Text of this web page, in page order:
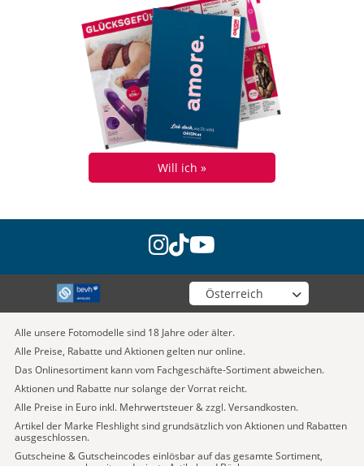
Will ich »
instagram
tiktok
youtube
Wähle deinen Shop
Alle unsere Fotomodelle sind 18 Jahre oder älter.
Alle Preise, Rabatte und Aktionen gelten nur online.
Das Onlinesortiment kann vom Fachgeschäfte-Sortiment abweichen.
Aktionen und Rabatte nur solange der Vorrat reicht.
Alle Preise in Euro inkl. Mehrwertsteuer & zzgl. Versandkosten.
Artikel der Marke Fleshlight sind grundsätzlich von Aktionen und Rabatten
ausgeschlossen.
Gutscheine & Gutscheincodes einlösbar auf das gesamte Sortiment,